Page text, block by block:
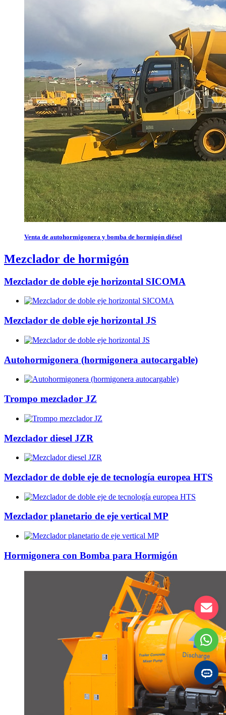
Venta de autohormigonera y bomba de hormigón diésel
Mezclador de hormigón
Mezclador de doble eje horizontal SICOMA
Mezclador de doble eje horizontal JS
Autohormigonera (hormigonera autocargable)
Trompo mezclador JZ
Mezclador diesel JZR
Mezclador de doble eje de tecnología europea HTS
Mezclador planetario de eje vertical MP
Hormigonera con Bomba para Hormigón